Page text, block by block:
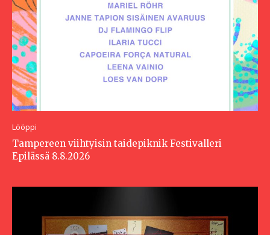
Lööppi
Tampereen viihtyisin taidepiknik Festivalleri
Epilässä 8.8.2026